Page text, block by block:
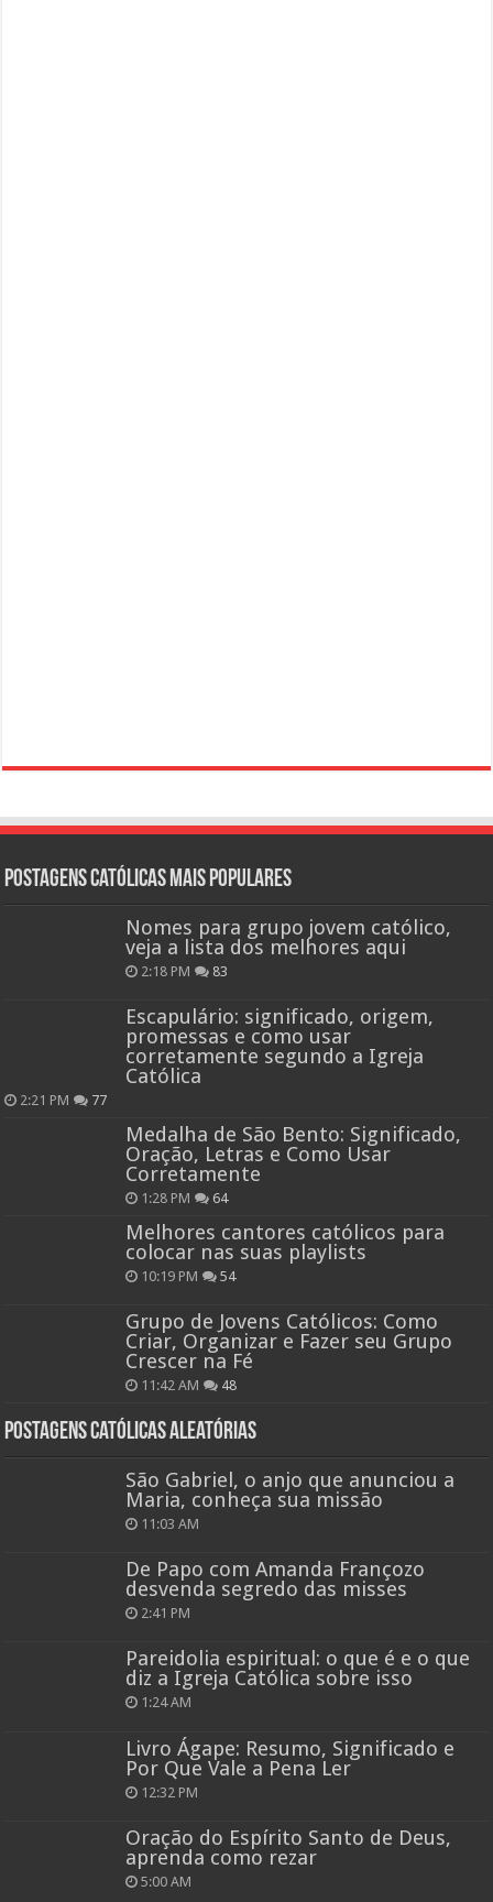
Postagens católicas mais Populares
Nomes para grupo jovem católico,
veja a lista dos melhores aqui
2:18 PM 83
Escapulário: significado, origem,
promessas e como usar
corretamente segundo a Igreja
Católica
2:21 PM 77
Medalha de São Bento: Significado,
Oração, Letras e Como Usar
Corretamente
1:28 PM 64
Melhores cantores católicos para
colocar nas suas playlists
10:19 PM 54
Grupo de Jovens Católicos: Como
Criar, Organizar e Fazer seu Grupo
Crescer na Fé
11:42 AM 48
Postagens católicas aleatórias
São Gabriel, o anjo que anunciou a
Maria, conheça sua missão
11:03 AM
De Papo com Amanda Françozo
desvenda segredo das misses
2:41 PM
Pareidolia espiritual: o que é e o que
diz a Igreja Católica sobre isso
1:24 AM
Livro Ágape: Resumo, Significado e
Por Que Vale a Pena Ler
12:32 PM
Oração do Espírito Santo de Deus,
aprenda como rezar
5:00 AM